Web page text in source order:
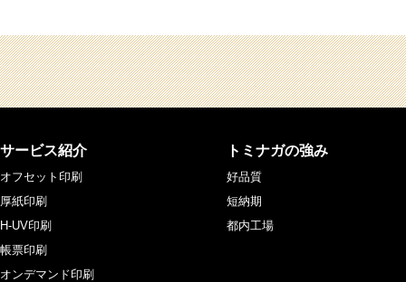
サービス紹介
オフセット印刷
厚紙印刷
H-UV印刷
帳票印刷
オンデマンド印刷
トミナガの強み
好品質
短納期
都内工場